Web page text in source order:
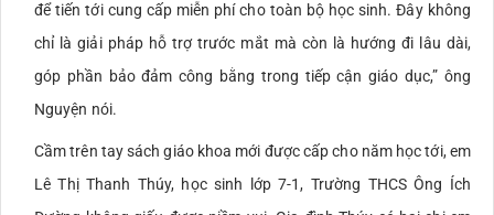
để tiến tới cung cấp miễn phí cho toàn bộ học sinh. Đây không
chỉ là giải pháp hỗ trợ trước mắt mà còn là hướng đi lâu dài,
góp phần bảo đảm công bằng trong tiếp cận giáo dục,” ông
Nguyện nói.
Cầm trên tay sách giáo khoa mới được cấp cho năm học tới, em
Lê Thị Thanh Thúy, học sinh lớp 7-1, Trường THCS Ông Ích